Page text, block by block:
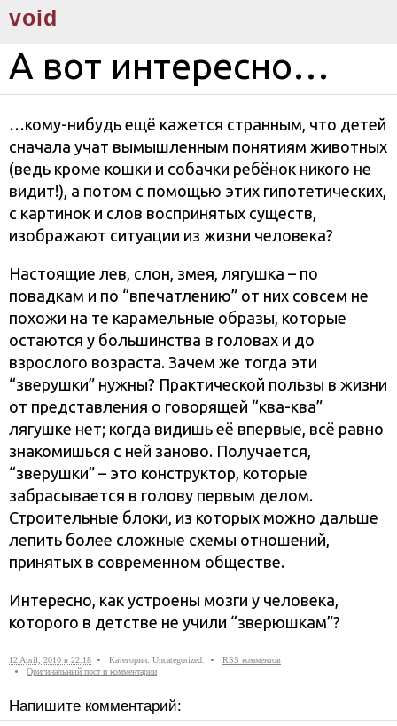
void
А вот интересно…
…кому-нибудь ещё кажется странным, что детей
сначала учат вымышленным понятиям животных
(ведь кроме кошки и собачки ребёнок никого не
видит!), а потом с помощью этих гипотетических,
с картинок и слов воспринятых существ,
изображают ситуации из жизни человека?
Настоящие лев, слон, змея, лягушка – по
повадкам и по “впечатлению” от них совсем не
похожи на те карамельные образы, которые
остаются у большинства в головах и до
взрослого возраста. Зачем же тогда эти
“зверушки” нужны? Практической пользы в жизни
от представления о говорящей “ква-ква”
лягушке нет; когда видишь её впервые, всё равно
знакомишься с ней заново. Получается,
“зверушки” – это конструктор, которые
забрасывается в голову первым делом.
Строительные блоки, из которых можно дальше
лепить более сложные схемы отношений,
принятых в современном обществе.
Интересно, как устроены мозги у человека,
которого в детстве не учили “зверюшкам”?
12 April, 2010 в 22:18 Категории: Uncategorized.
RSS комментов
Оригинальный пост и комментарии
Напишите комментарий: